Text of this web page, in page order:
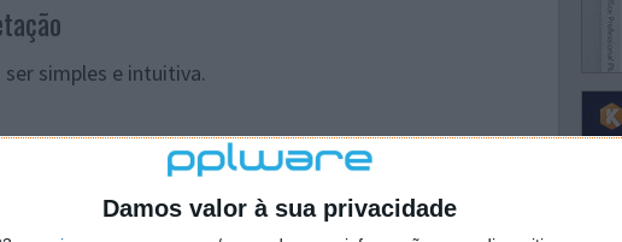
Damos valor à sua privacidade
simples e intuitiva.